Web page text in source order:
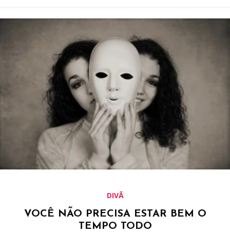
DIVÃ
VOCÊ NÃO PRECISA ESTAR BEM O
TEMPO TODO